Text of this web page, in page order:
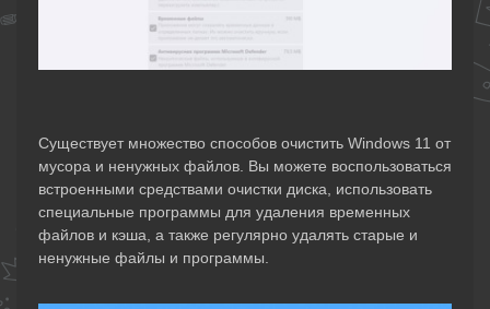
Существует множество способов очистить Windows 11 от
мусора и ненужных файлов. Вы можете воспользоваться
встроенными средствами очистки диска, использовать
специальные программы для удаления временных
файлов и кэша, а также регулярно удалять старые и
ненужные файлы и программы.